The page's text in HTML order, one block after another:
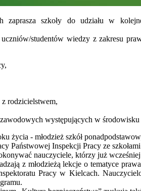
szkoły do udziału w
studentów wiedzy z zakresu
rodzicielstwem,
występujących w
życia - młodzież szkół
Państwowej Inspekcji Pracy ze
nauczyciele, którzy już
z młodzieżą lekcje o tematyce
Pracy w Kielcach.